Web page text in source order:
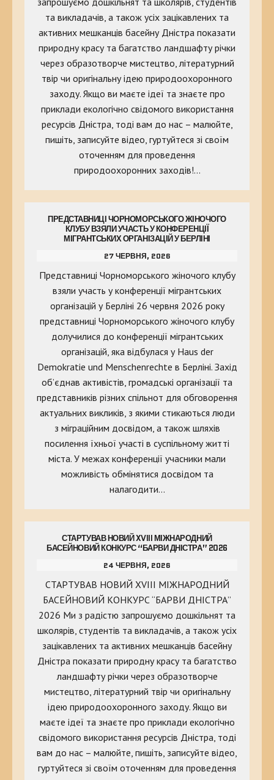
та викладачів, а також усіх зацікавлених та
активних мешканців басейну Дністра показати
природну красу та багатство ландшафту річки
через образотворче мистецтво, літературний
твір чи оригінальну ідею природоохоронного
заходу. Якщо ви маєте ідеї та знаєте про
приклади екологічно свідомого використання
ресурсів Дністра, тоді вам до нас – малюйте,
пишіть, записуйте відео, гуртуйтеся зі своїм
оточенням для проведення
природоохоронних заходів!…
ПРЕДСТАВНИЦІ ЧОРНОМОРСЬКОГО ЖІНОЧОГО
КЛУБУ ВЗЯЛИ УЧАСТЬ У КОНФЕРЕНЦІЇ
МІГРАНТСЬКИХ ОРГАНІЗАЦІЙ У БЕРЛІНІ
27 ЧЕРВНЯ, 2026
Представниці Чорноморського жіночого клубу
взяли участь у конференції мігрантських
організацій у Берліні 26 червня 2026 року
представниці Чорноморського жіночого клубу
долучилися до конференції мігрантських
організацій, яка відбулася у Haus der
Demokratie und Menschenrechte в Берліні. Захід
об’єднав активістів, громадські організації та
представників різних спільнот для обговорення
актуальних викликів, з якими стикаються люди
з міграційним досвідом, а також шляхів
посилення їхньої участі в суспільному житті
міста. У межах конференції учасники мали
можливість обмінятися досвідом та
налагодити…
СТАРТУВАВ НОВИЙ XVIII МІЖНАРОДНИЙ
БАСЕЙНОВИЙ КОНКУРС “БАРВИ ДНІСТРА” 2026
24 ЧЕРВНЯ, 2026
СТАРТУВАВ НОВИЙ XVIII МІЖНАРОДНИЙ
БАСЕЙНОВИЙ КОНКУРС “БАРВИ ДНІСТРА”
2026 Ми з радістю запрошуємо дошкільнят та
школярів, студентів та викладачів, а також усіх
зацікавлених та активних мешканців басейну
Дністра показати природну красу та багатство
ландшафту річки через образотворче
мистецтво, літературний твір чи оригінальну
ідею природоохоронного заходу. Якщо ви
маєте ідеї та знаєте про приклади екологічно
свідомого використання ресурсів Дністра, тоді
вам до нас – малюйте, пишіть, записуйте відео,
гуртуйтеся зі своїм оточенням для проведення